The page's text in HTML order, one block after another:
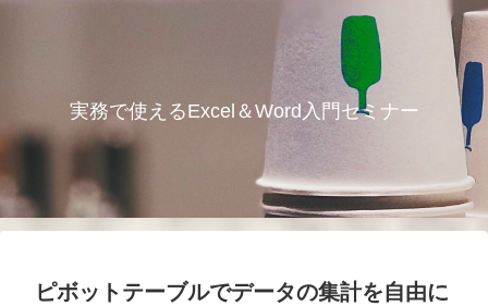
実務で使えるExcel＆Word入門セミナー
ピボットテーブルでデータの集計を自由に